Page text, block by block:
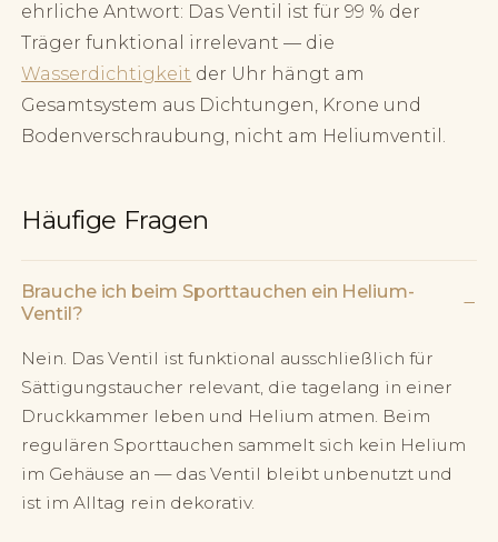
ehrliche Antwort: Das Ventil ist für 99 % der
Träger funktional irrelevant — die
Wasserdichtigkeit der Uhr hängt am
Gesamtsystem aus Dichtungen, Krone und
Bodenverschraubung, nicht am Heliumventil.
Häufige Fragen
Brauche ich beim Sporttauchen ein Helium-
Ventil?
−
Nein. Das Ventil ist funktional ausschließlich für
Sättigungstaucher relevant, die tagelang in einer
Druckkammer leben und Helium atmen. Beim
regulären Sporttauchen sammelt sich kein Helium
im Gehäuse an — das Ventil bleibt unbenutzt und
ist im Alltag rein dekorativ.